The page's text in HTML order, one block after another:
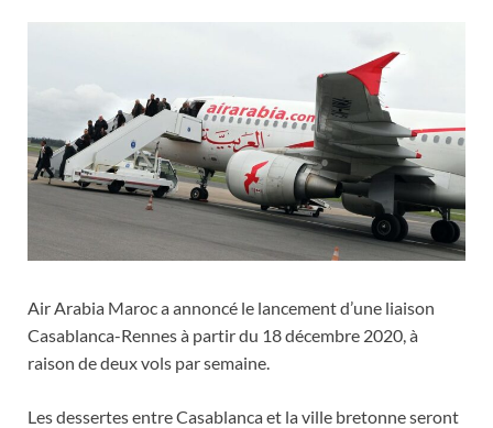
Air Arabia Maroc a annoncé le lancement d’une liaison
Casablanca-Rennes à partir du 18 décembre 2020, à
raison de deux vols par semaine.
Les dessertes entre Casablanca et la ville bretonne seront